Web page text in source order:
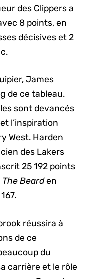
des Clippers a
8 points, en
décisives et 2
James
de ce tableau.
sont devancés
l’inspiration
West. Harden
des Lakers
25 192 points
The Bearden
réussira à
de ce
du
carrière et le rôle